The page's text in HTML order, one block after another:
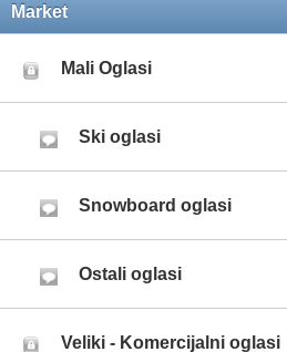
Market
Mali Oglasi
Ski oglasi
Snowboard oglasi
Ostali oglasi
Veliki - Komercijalni oglasi